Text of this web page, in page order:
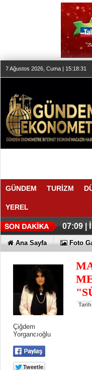
7 Ağustos 2026, Cuma | 15:18:32
GÜNDEM TURİZM
YEREL
07:09 |
Ana Sayfa Foto
Çiğdem
Yorgancıoğlu